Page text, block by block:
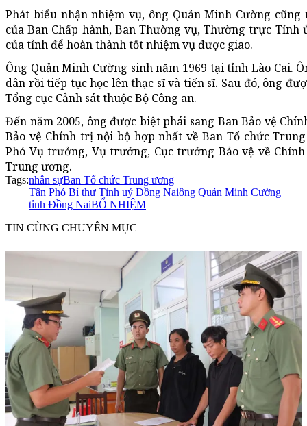
Phát biểu nhận nhiệm vụ, ông Quản Minh Cường
của Ban Chấp hành, Ban Thường vụ, Thường trực Tỉnh
của tỉnh để hoàn thành tốt nhiệm vụ được giao.
Ông Quản Minh Cường sinh năm 1969 tại tỉnh Lào Cai.
dân rồi tiếp tục học lên thạc sĩ và tiến sĩ. Sau đó, ông
Tổng cục Cảnh sát thuộc Bộ Công an.
Đến năm 2005, ông được biệt phái sang Ban Bảo vệ
Bảo vệ Chính trị nội bộ hợp nhất về Ban Tổ chức
Phó Vụ trưởng, Vụ trưởng, Cục trưởng Bảo vệ về
Trung ương.
Tags:nhân sựBan Tổ chức Trung ương
Tân Phó Bí thư Tỉnh uỷ Đồng Naiông Quản Minh Cường
tỉnh Đồng NaiBỔ NHIỆM
TIN CÙNG CHUYÊN MỤC